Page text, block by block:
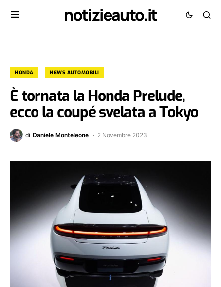
notizieauto.it
HONDA NEWS AUTOMOBILI
È tornata la Honda Prelude,
ecco la coupé svelata a Tokyo
di Daniele Monteleone 2 Novembre 2023